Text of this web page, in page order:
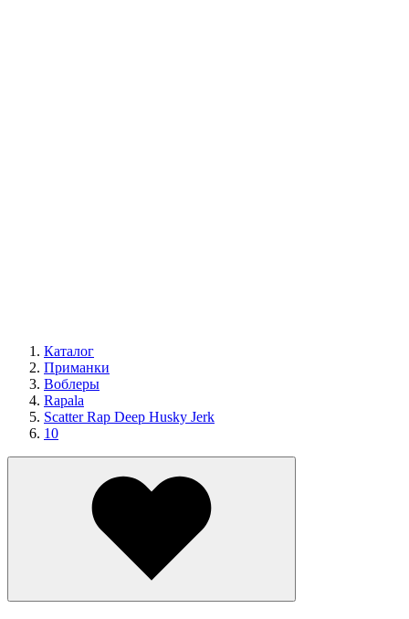
Каталог
Приманки
Воблеры
Rapala
Scatter Rap Deep Husky Jerk
10